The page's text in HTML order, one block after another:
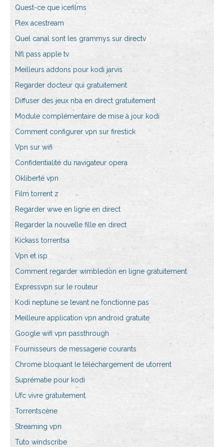
Quest-ce que icefilms
Plex acestream
Quel canal sont les grammys sur directv
Nfl pass apple tv
Meilleurs addons pour kodi jarvis
Regarder docteur qui gratuitement
Diffuser des jeux nba en direct gratuitement
Module complémentaire de mise à jour kodi
Comment configurer vpn sur firestick
Vpn sur wifi
Confidentialité du navigateur opera
Okliberté vpn
Film torrent z
Regarder wwe en ligne en direct
Regarder la nouvelle fille en direct
Kickass torrentsa
Vpn et isp
Comment regarder wimbledon en ligne gratuitement
Expressvpn sur le routeur
Kodi neptune se levant ne fonctionne pas
Meilleure application vpn android gratuite
Google wifi vpn passthrough
Fournisseurs de messagerie courants
Chrome bloquant le téléchargement de utorrent
Suprématie pour kodi
Ufc vivre gratuitement
Torrentscène
Streaming vpn
Tuto windscribe